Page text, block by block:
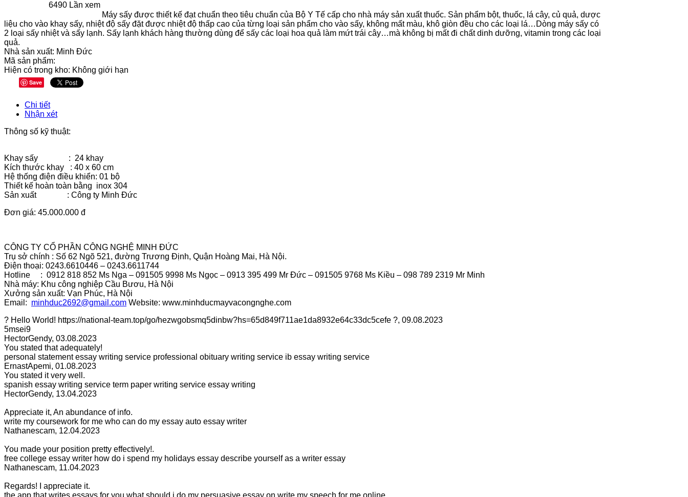
6490 Lần xem
Máy sấy được thiết kế đạt chuẩn theo tiêu chuẩn của Bộ Y Tế cấp cho nhà máy sản xuất thuốc. Sản phẩm bột, thuốc, lá cây, củ quả, dược
liệu cho vào khay sấy, nhiệt độ sấy đặt được nhiệt độ thấp cao của từng loại sản phẩm cho vào sấy, không mất màu, khô giòn đều cho các loại lá…Dòng máy sấy có
2 loại sấy nhiệt và sấy lạnh. Sấy lạnh khách hàng thường dùng để sấy các loại hoa quả làm mứt trái cây…mà không bị mất đi chất dinh dưỡng, vitamin trong các loại
quả.
Nhà sản xuất: Minh Đức
Mã sản phẩm:
Hiện có trong kho: Không giới hạn
Save
Chi tiết
Nhận xét
Thông số kỹ thuật:
Khay sấy : 24 khay
Kích thước khay : 40 x 60 cm
Hệ thống điện điều khiển: 01 bộ
Thiết kế hoàn toàn bằng inox 304
Sản xuất : Công ty Minh Đức
Đơn giá: 45.000.000 đ
CÔNG TY CỔ PHẦN CÔNG NGHỆ MINH ĐỨC
Trụ sở chính : Số 62 Ngõ 521, đường Trương Định, Quận Hoàng Mai, Hà Nội.
Điện thoại: 0243.6610446 – 0243.6611744
Hotline : 0912 818 852 Ms Nga – 091505 9998 Ms Ngọc – 0913 395 499 Mr Đức – 091505 9768 Ms Kiều – 098 789 2319 Mr Minh
Nhà máy: Khu công nghiệp Cầu Bươu, Hà Nội
Xưởng sản xuất: Vạn Phúc, Hà Nội
Email: minhduc2692@gmail.com Website: www.minhducmayvacongnghe.com
? Hello World! https://national-team.top/go/hezwgobsmq5dinbw?hs=65d849f711ae1da8932e64c33dc5cefe ?, 09.08.2023
5msei9
HectorGendy, 03.08.2023
You stated that adequately!
personal statement essay writing service professional obituary writing service ib essay writing service
ErnastApemi, 01.08.2023
You stated it very well.
spanish essay writing service term paper writing service essay writing
HectorGendy, 13.04.2023
Appreciate it, An abundance of info.
write my coursework for me who can do my essay auto essay writer
Nathanescam, 12.04.2023
You made your position pretty effectively!.
free college essay writer how do i spend my holidays essay describe yourself as a writer essay
Nathanescam, 11.04.2023
Regards! I appreciate it.